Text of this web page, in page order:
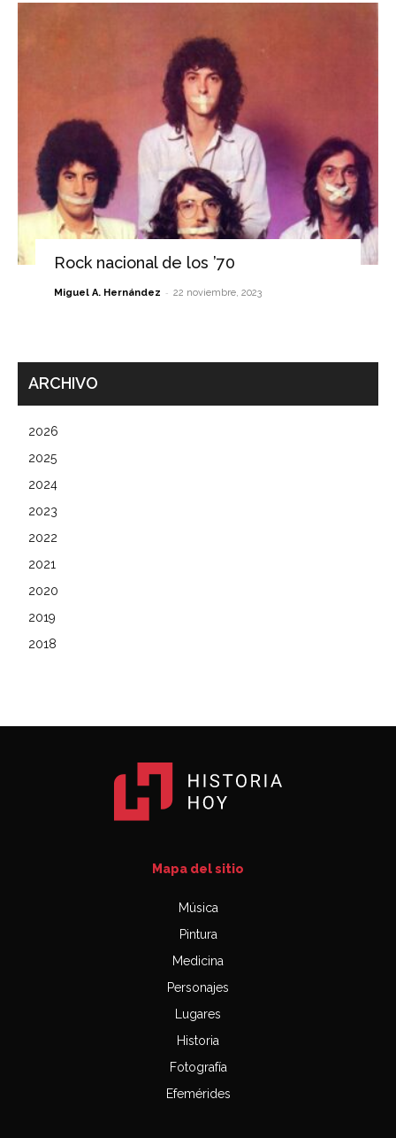
Rock nacional de los ’70
Miguel A. Hernández - 22 noviembre, 2023
ARCHIVO
2026
2025
2024
2023
2022
2021
2020
2019
2018
Mapa del sitio
Música
Pintura
Medicina
Personajes
Lugares
Historia
Fotografía
Efemérides